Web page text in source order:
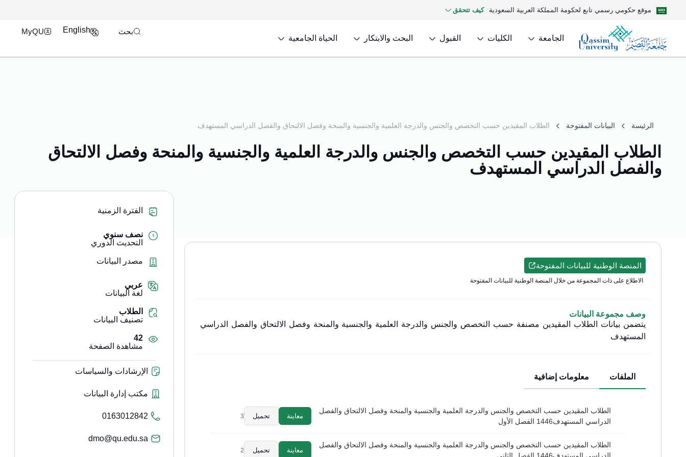
موقع حكومي رسمي تابع لحكومة المملكة العربية السعودية كيف تتحقق
الجامعة الكليات القبول البحث والابتكار الحياة الجامعية
بحث English
MyQU
الرئيسة البيانات المفتوحة الطلاب المقيدين حسب التخصص والجنس والدرجة العلمية والجنسية والمنحة وفصل الالتحاق والفصل الدراسي المستهدف
الطلاب المقيدين حسب التخصص والجنس والدرجة العلمية والجنسية والمنحة وفصل الالتحاق
والفصل الدراسي المستهدف
المنصة الوطنية للبيانات المفتوحة
الاطلاع على ذات المجموعة من خلال المنصة الوطنية للبيانات المفتوحة
وصف مجموعة البيانات
يتضمن بيانات الطلاب المقيدين مصنفة حسب التخصص والجنس والدرجة العلمية والجنسية والمنحة وفصل الالتحاق والفصل الدراسي
المستهدف
الملفات معلومات إضافية
الطلاب المقيدين حسب التخصص والجنس والدرجة العلمية والجنسية والمنحة وفصل الالتحاق والفصل
الدراسي المستهدف1446 الفصل الأول
معاينة تحميل 3
الطلاب المقيدين حسب التخصص والجنس والدرجة العلمية والجنسية والمنحة وفصل الالتحاق والفصل
معاينة تحميل 2
الفترة الزمنية
نصف سنوي
التحديث الدوري
مصدر البيانات
عربي
لغة البيانات
الطلاب
تصنيف البيانات
42
مشاهدة الصفحة
الإرشادات والسياسات
مكتب إدارة البيانات
0163012842
dmo@qu.edu.sa